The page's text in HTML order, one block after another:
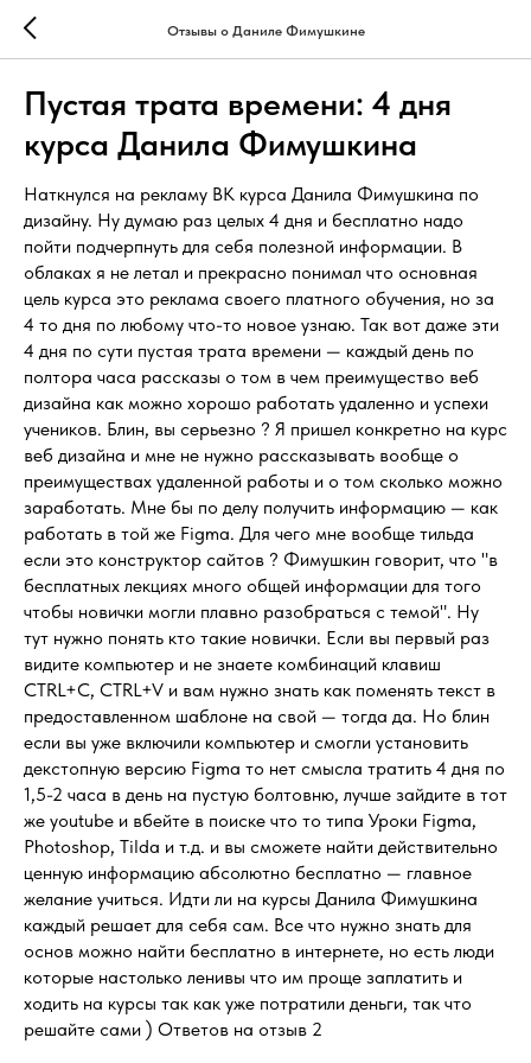
Отзывы о Даниле Фимушкине
Пустая трата времени: 4 дня
курса Данила Фимушкина
Наткнулся на рекламу ВК курса Данила Фимушкина по
дизайну. Ну думаю раз целых 4 дня и бесплатно надо
пойти подчерпнуть для себя полезной информации. В
облаках я не летал и прекрасно понимал что основная
цель курса это реклама своего платного обучения, но за
4 то дня по любому что-то новое узнаю. Так вот даже эти
4 дня по сути пустая трата времени — каждый день по
полтора часа рассказы о том в чем преимущество веб
дизайна как можно хорошо работать удаленно и успехи
учеников. Блин, вы серьезно ? Я пришел конкретно на курс
веб дизайна и мне не нужно рассказывать вообще о
преимуществах удаленной работы и о том сколько можно
заработать. Мне бы по делу получить информацию — как
работать в той же Figma. Для чего мне вообще тильда
если это конструктор сайтов ? Фимушкин говорит, что "в
бесплатных лекциях много общей информации для того
чтобы новички могли плавно разобраться с темой". Ну
тут нужно понять кто такие новички. Если вы первый раз
видите компьютер и не знаете комбинаций клавиш
CTRL+C, CTRL+V и вам нужно знать как поменять текст в
предоставленном шаблоне на свой — тогда да. Но блин
если вы уже включили компьютер и смогли установить
декстопную версию Figma то нет смысла тратить 4 дня по
1,5-2 часа в день на пустую болтовню, лучше зайдите в тот
же youtube и вбейте в поиске что то типа Уроки Figma,
Photoshop, Tilda и т.д. и вы сможете найти действительно
ценную информацию абсолютно бесплатно — главное
желание учиться. Идти ли на курсы Данила Фимушкина
каждый решает для себя сам. Все что нужно знать для
основ можно найти бесплатно в интернете, но есть люди
которые настолько ленивы что им проще заплатить и
ходить на курсы так как уже потратили деньги, так что
решайте сами ) Ответов на отзыв 2